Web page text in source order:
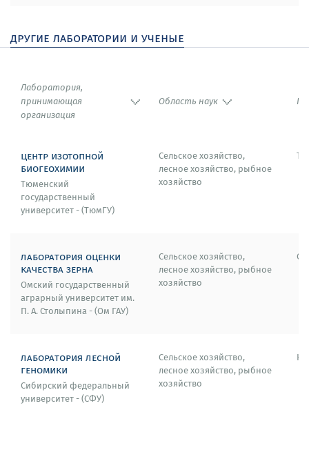
другие лаборатории и ученые
Лаборатория,
принимающая
организация
Область наук
центр изотопной
биогеохимии
Тюменский
государственный
университет - (ТюмГУ)
Сельское хозяйство,
лесное хозяйство, рыбное
хозяйство
лаборатория оценки
качества зерна
Омский государственный
аграрный университет им.
П. А. Столыпина - (Ом ГАУ)
Сельское хозяйство,
лесное хозяйство, рыбное
хозяйство
лаборатория лесной
геномики
Сибирский федеральный
университет - (СФУ)
Сельское хозяйство,
лесное хозяйство, рыбное
хозяйство